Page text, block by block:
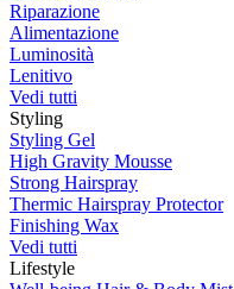
Riparazione
Alimentazione
Luminosità
Lenitivo
Vedi tutti
Styling
Styling Gel
High Gravity Mousse
Strong Hairspray
Thermic Hairspray Protector
Finishing Wax
Vedi tutti
Lifestyle